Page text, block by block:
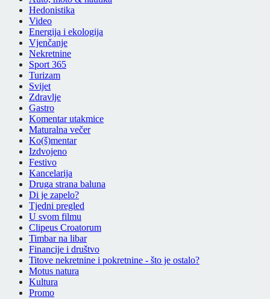
Hedonistika
Video
Energija i ekologija
Vjenčanje
Nekretnine
Sport 365
Turizam
Svijet
Zdravlje
Gastro
Komentar utakmice
Maturalna večer
Ko(š)mentar
Izdvojeno
Festivo
Kancelarija
Druga strana baluna
Di je zapelo?
Tjedni pregled
U svom filmu
Clipeus Croatorum
Timbar na libar
Financije i društvo
Titove nekretnine i pokretnine - što je ostalo?
Motus natura
Kultura
Promo